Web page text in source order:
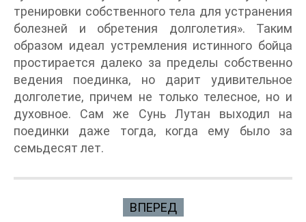
тренировки собственного тела для устранения
болезней и обретения долголетия». Таким
образом идеал устремления истинного бойца
простирается далеко за пределы собственно
ведения поединка, но дарит удивительное
долголетие, причем не только телесное, но и
духовное. Сам же Сунь Лутан выходил на
поединки даже тогда, когда ему было за
семьдесят лет.
ВПЕРЕД